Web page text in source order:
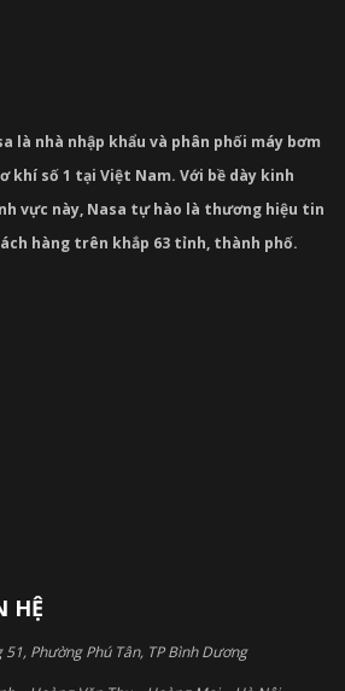
là nhà nhập khẩu và phân phối máy bơm
khí số 1 tại Việt Nam. Với bề dày kinh
vực này, Nasa tự hào là thương hiệu tin
hàng trên khắp 63 tỉnh, thành phố.
HỆ
Phường Phú Tân, TP Bình Dương